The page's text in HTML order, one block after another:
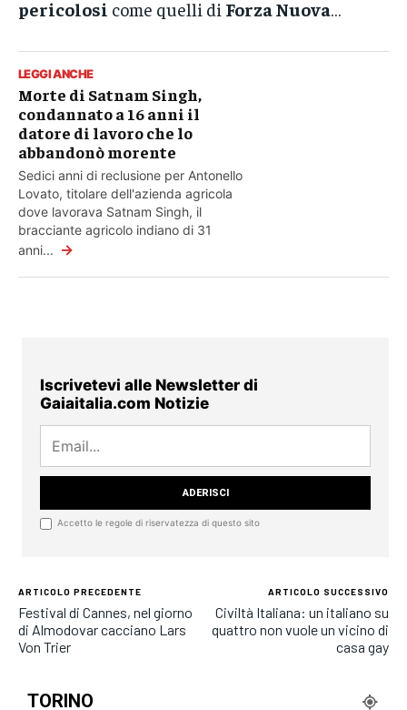
pericolosi come quelli di Forza Nuova…
LEGGI ANCHE
Morte di Satnam Singh,
condannato a 16 anni il
datore di lavoro che lo
abbandonò morente
Sedici anni di reclusione per Antonello
Lovato, titolare dell'azienda agricola
dove lavorava Satnam Singh, il
bracciante agricolo indiano di 31
anni... →
Iscrivetevi alle Newsletter di
Gaiaitalia.com Notizie
Accetto le regole di riservatezza di questo sito
ARTICOLO PRECEDENTE
Festival di Cannes, nel giorno
di Almodovar cacciano Lars
Von Trier
ARTICOLO SUCCESSIVO
Civiltà Italiana: un italiano su
quattro non vuole un vicino di
casa gay
TORINO